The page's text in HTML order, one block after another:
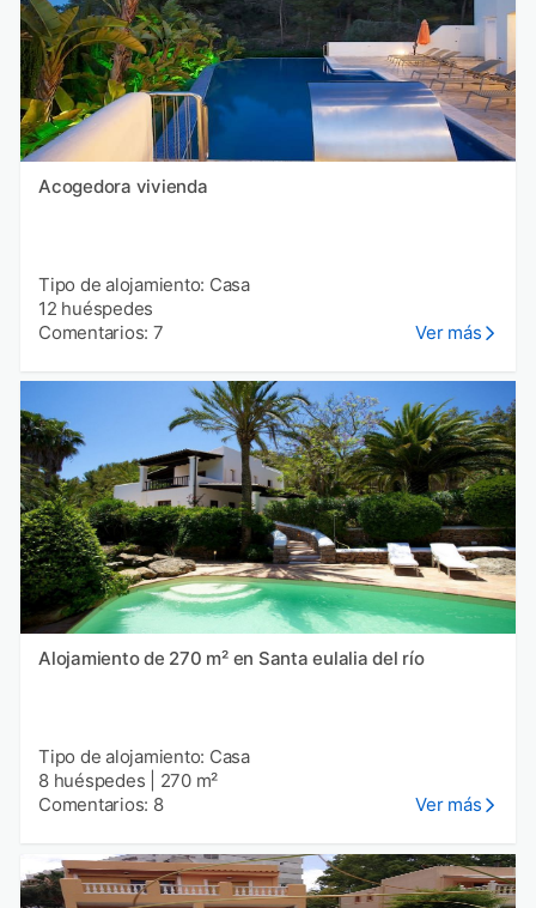
Acogedora vivienda
Tipo de alojamiento: Casa
12 huéspedes
Comentarios: 7
Ver más
Alojamiento de 270 m² en Santa eulalia del río
Tipo de alojamiento: Casa
8 huéspedes
270 m²
Comentarios: 8
Ver más